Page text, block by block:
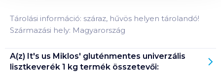
Tárolási információ: száraz, hűvös helyen tárolandó!
Származási hely: Magyarország
A(z) It's us Miklos' gluténmentes univerzális
lisztkeverék 1 kg termék összetevői: